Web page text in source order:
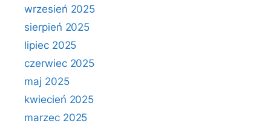
wrzesień 2025
sierpień 2025
lipiec 2025
czerwiec 2025
maj 2025
kwiecień 2025
marzec 2025